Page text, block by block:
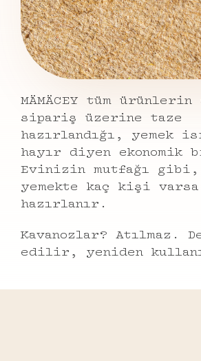
MÄMÄCEY tüm ürünlerin
sipariş üzerine taze
hazırlandığı, yemek
hayır diyen ekonomik
Evinizin mutfağı gibi,
yemekte kaç kişi
hazırlanır.
Kavanozlar? Atılmaz.
edilir, yeniden